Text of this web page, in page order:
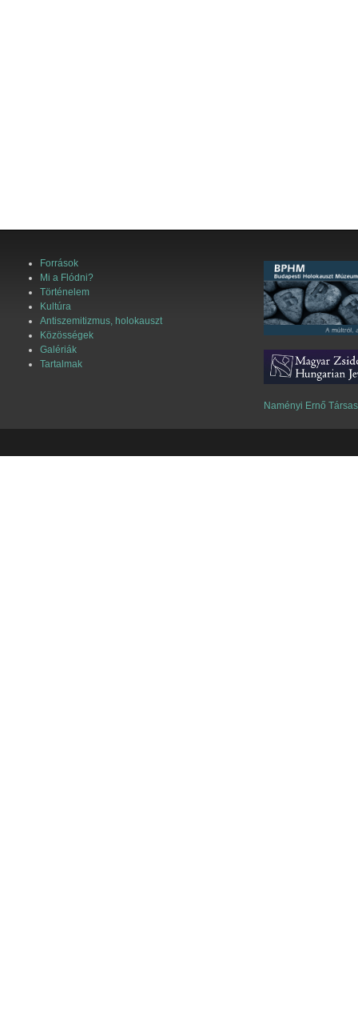
Források
Mi a Flódni?
Történelem
Kultúra
Antiszemitizmus, holokauszt
Közösségek
Galériák
Tartalmak
Naményi Ernő